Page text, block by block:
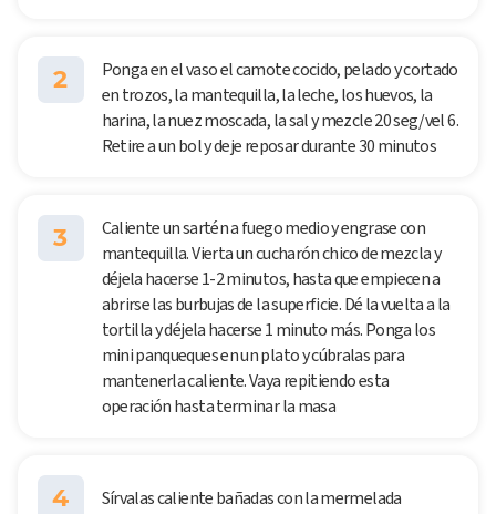
2
Ponga en el vaso el camote cocido, pelado y cortado
en trozos, la mantequilla, la leche, los huevos, la
harina, la nuez moscada, la sal y mezcle 20 seg/vel 6.
Retire a un bol y deje reposar durante 30 minutos
3
Caliente un sartén a fuego medio y engrase con
mantequilla. Vierta un cucharón chico de mezcla y
déjela hacerse 1-2 minutos, hasta que empiecen a
abrirse las burbujas de la superficie. Dé la vuelta a la
tortilla y déjela hacerse 1 minuto más. Ponga los
mini panqueques en un plato y cúbralas para
mantenerla caliente. Vaya repitiendo esta
operación hasta terminar la masa
4 Sírvalas caliente bañadas con la mermelada